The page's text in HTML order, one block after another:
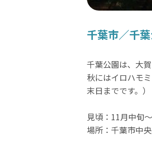
千葉市／千
千葉公園は、大
秋にはイロハモ
末日までです。）
見頃：11月中旬
場所：千葉市中